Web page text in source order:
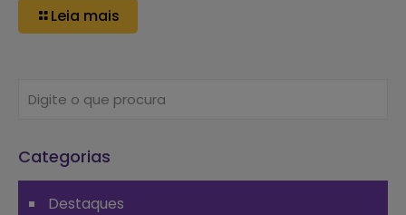
Leia mais
Categorias
Destaques